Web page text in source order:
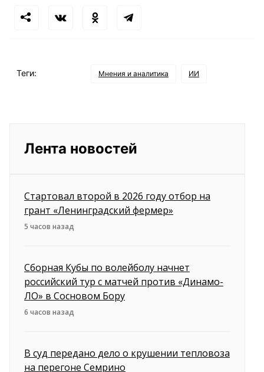
Теги: Мнения и аналитика ИИ
Лента новостей
Стартовал второй в 2026 году отбор на
грант «Ленинградский фермер»
5 часов назад
Сборная Кубы по волейболу начнет
российский тур с матчей против «Динамо-
ЛО» в Сосновом Бору
6 часов назад
В суд передано дело о крушении тепловоза
на перегоне Семрино